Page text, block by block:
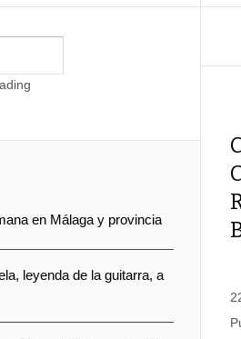
en Málaga y provincia
leyenda de la guitarra, a